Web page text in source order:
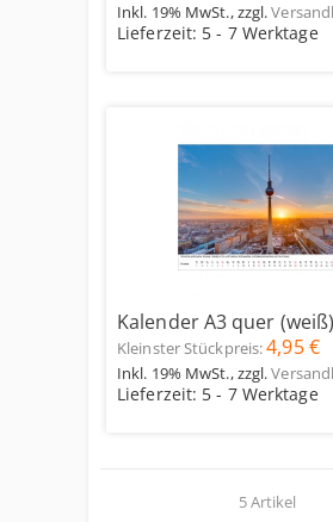
Inkl. 19% MwSt.,zzgl.
Lieferzeit: 5 - 7 Werktage
Kalender A3 quer (weiß)
Kleinster Stückpreis:4,95 €
Inkl. 19% MwSt.,zzgl.
Lieferzeit: 5 - 7 Werktage
5 Artikel